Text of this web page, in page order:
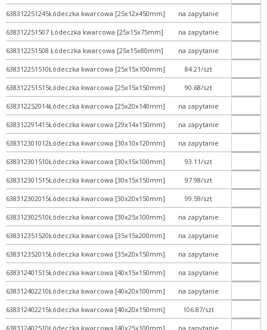
+ Rury kwarcowe
+ Zlewki kwarcowe
+ Szkło miarowe
+ WPL
+ Wyroby ze spiekiem
+ Wyroby ze szlifami
+ Zlewki
+ Termometry / Areometry
+ Urządzenia laboratoryj...
+ WPL - produkcja
+ Wyroby metalowe
+ Wyroby z gumy, drewna, ...
+ Z przymrużeniem oka
638312251245Łódeczka kwarcowa [25x12x450mm] na zapytanie
638312251507 Łódeczka kwarcowa [25x15x75mm] na zapytanie
638312251508 Łódeczka kwarcowa [25x15x80mm] na zapytanie
638312251510Łódeczka kwarcowa [25x15x100mm] 84.21/szt
638312251515Łódeczka kwarcowa [25x15x150mm] 90.68/szt
638312252014Łódeczka kwarcowa [25x20x140mm] na zapytanie
638312291415Łódeczka kwarcowa [29x14x150mm] na zapytanie
638312301012Łódeczka kwarcowa [30x10x120mm] na zapytanie
638312301510Łódeczka kwarcowa [30x15x100mm] 93.11/szt
638312301515Łódeczka kwarcowa [30x15x150mm] 97.98/szt
638312302015Łódeczka kwarcowa [30x20x150mm] 99.59/szt
638312302510Łódeczka kwarcowa [30x25x100mm] na zapytanie
638312351520Łódeczka kwarcowa [35x15x200mm] na zapytanie
638312352015Łódeczka kwarcowa [35x20x150mm] na zapytanie
638312401515Łódeczka kwarcowa [40x15x150mm] na zapytanie
638312402210Łódeczka kwarcowa [40x20x100mm] na zapytanie
638312402215Łódeczka kwarcowa [40x20x150mm] 106.87/szt
638312402510Łódeczka kwarcowa [40x25x100mm] na zapytanie